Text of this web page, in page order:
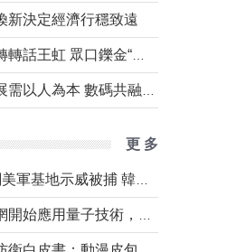
新決定經濟行穩致遠
更 多